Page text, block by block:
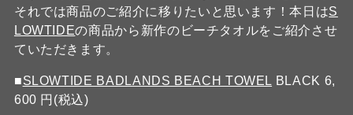
それでは商品のご紹介に移りたいと思います！本日はS
LOWTIDEの商品から新作のビーチタオルをご紹介させ
ていただきます。
■SLOWTIDE BADLANDS BEACH TOWEL BLACK 6,
600 円(税込)